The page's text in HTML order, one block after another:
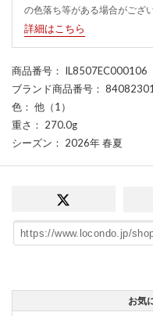
の色落ち等がある場合がござ
詳細はこちら
商品番号 ： IL8507EC000106
ブランド商品番号 ：
色 ： 他（1）
重さ ： 270.0g
シーズン ： 2026年 春夏
お気